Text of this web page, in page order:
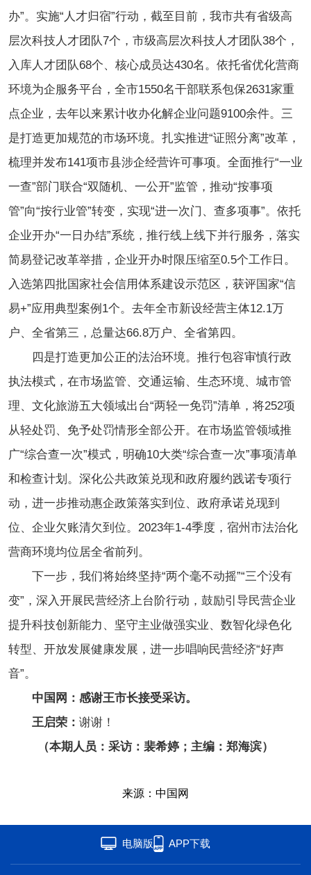
办”。实施“人才归宿”行动，截至目前，我市共有省级高
层次科技人才团队7个，市级高层次科技人才团队38个，
入库人才团队68个、核心成员达430名。依托省优化营商
环境为企服务平台，全市1550名干部联系包保2631家重
点企业，去年以来累计收办化解企业问题9100余件。三
是打造更加规范的市场环境。扎实推进“证照分离”改革，
梳理并发布141项市县涉企经营许可事项。全面推行“一业
一查”部门联合“双随机、一公开”监管，推动“按事项
管”向“按行业管”转变，实现“进一次门、查多项事”。依托
企业开办“一日办结”系统，推行线上线下并行服务，落实
简易登记改革举措，企业开办时限压缩至0.5个工作日。
入选第四批国家社会信用体系建设示范区，获评国家“信
易+”应用典型案例1个。去年全市新设经营主体12.1万
户、全省第三，总量达66.8万户、全省第四。
四是打造更加公正的法治环境。推行包容审慎行政
执法模式，在市场监管、交通运输、生态环境、城市管
理、文化旅游五大领域出台“两轻一免罚”清单，将252项
从轻处罚、免予处罚情形全部公开。在市场监管领域推
广“综合查一次”模式，明确10大类“综合查一次”事项清单
和检查计划。深化公共政策兑现和政府履约践诺专项行
动，进一步推动惠企政策落实到位、政府承诺兑现到
位、企业欠账清欠到位。2023年1-4季度，宿州市法治化
营商环境均位居全省前列。
下一步，我们将始终坚持“两个毫不动摇”“三个没有
变”，深入开展民营经济上台阶行动，鼓励引导民营企业
提升科技创新能力、坚守主业做强实业、数智化绿色化
转型、开放发展健康发展，进一步唱响民营经济“好声
音”。
中国网：感谢王市长接受采访。
王启荣： 谢谢！
（本期人员：采访：裴希婷；主编：郑海滨）
来源：中国网
电脑版 APP下载